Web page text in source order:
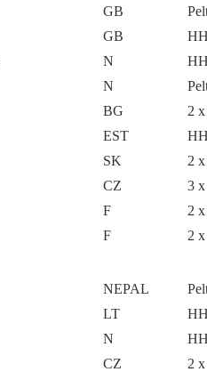
GB
GB
N
N
BG
2
EST
SK
2
CZ
3
F
2
F
2
NEPAL
LT
N
CZ
2